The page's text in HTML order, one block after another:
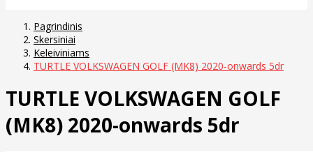
Pagrindinis
Skersiniai
Keleiviniams
TURTLE VOLKSWAGEN GOLF (MK8) 2020-onwards 5dr
TURTLE VOLKSWAGEN GOLF
(MK8) 2020-onwards 5dr